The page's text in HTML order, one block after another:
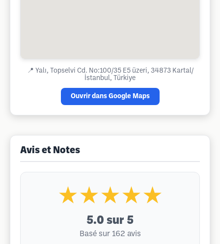
📍 Yalı, Topselvi Cd. No:100/35 E5 üzeri, 34873 Kartal/
İstanbul, Türkiye
Ouvrir dans Google Maps
Avis et Notes
★★★★★
5.0 sur 5
Basé sur 162 avis